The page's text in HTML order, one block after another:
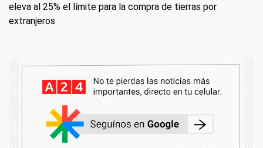
eleva al 25% el límite para la compra de tierras por
extranjeros